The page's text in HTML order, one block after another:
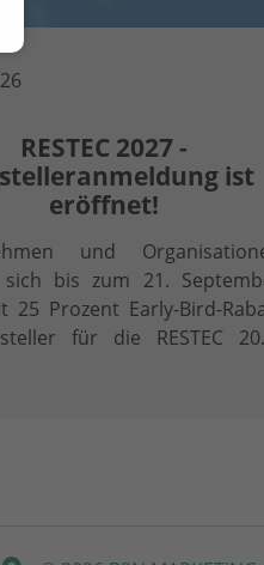
RESTEC 2027 -
ist
eröffnet!
und
sich bis zum 21.
25 Prozent Early-Bird-
für die RESTEC